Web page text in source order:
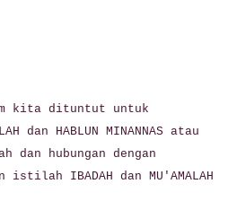
kita dituntut untuk
dan HABLUN MINANNAS atau
dan hubungan dengan
IBADAH dan MU'AMALAH